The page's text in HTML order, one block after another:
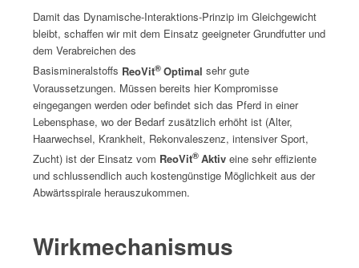
Damit das Dynamische-Interaktions-Prinzip im Gleichgewicht
bleibt, schaffen wir mit dem Einsatz geeigneter Grundfutter und
dem Verabreichen des
Basismineralstoffs ReoVit® Optimal sehr gute
Voraussetzungen. Müssen bereits hier Kompromisse
eingegangen werden oder befindet sich das Pferd in einer
Lebensphase, wo der Bedarf zusätzlich erhöht ist (Alter,
Haarwechsel, Krankheit, Rekonvaleszenz, intensiver Sport,
Zucht) ist der Einsatz vom ReoVit® Aktiveine sehr effiziente
und schlussendlich auch kostengünstige Möglichkeit aus der
Abwärtsspirale herauszukommen.
Wirkmechanismus